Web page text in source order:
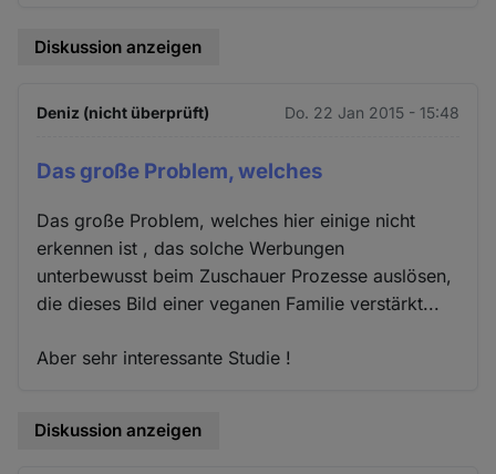
Diskussion anzeigen
Deniz (nicht überprüft) Do. 22 Jan 2015 - 15:48
Das große Problem, welches
Das große Problem, welches hier einige nicht
erkennen ist , das solche Werbungen
unterbewusst beim Zuschauer Prozesse auslösen,
die dieses Bild einer veganen Familie verstärkt...
Aber sehr interessante Studie !
Diskussion anzeigen